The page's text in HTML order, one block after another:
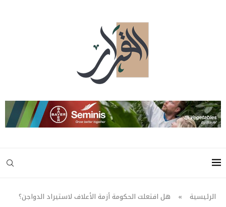
الرئيسية » هل افتعلت الحكومة أزمة الأعلاف لاستيراد الدواجن؟